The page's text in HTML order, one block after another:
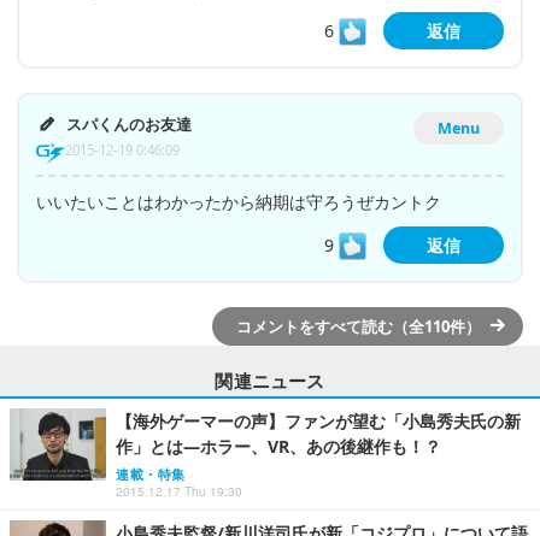
6
返信
Menu
スパくんのお友達
2015-12-19 0:46:09
いいたいことはわかったから納期は守ろうぜカントク
9
返信
コメントをすべて読む（全110件）
関連ニュース
【海外ゲーマーの声】ファンが望む「小島秀夫氏の新
作」とは―ホラー、VR、あの後継作も！？
連載・特集
2015.12.17 Thu 19:30